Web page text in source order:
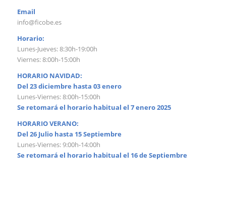
Email
info@ficobe.es
Horario:
Lunes-Jueves: 8:30h-19:00h
Viernes: 8:00h-15:00h
HORARIO NAVIDAD:
Del 23 diciembre hasta 03 enero
Lunes-Viernes: 8:00h-15:00h
Se retomará el horario habitual el 7 enero 2025
HORARIO VERANO:
Del 26 Julio hasta 15 Septiembre
Lunes-Viernes: 9:00h-14:00h
Se retomará el horario habitual el 16 de Septiembre